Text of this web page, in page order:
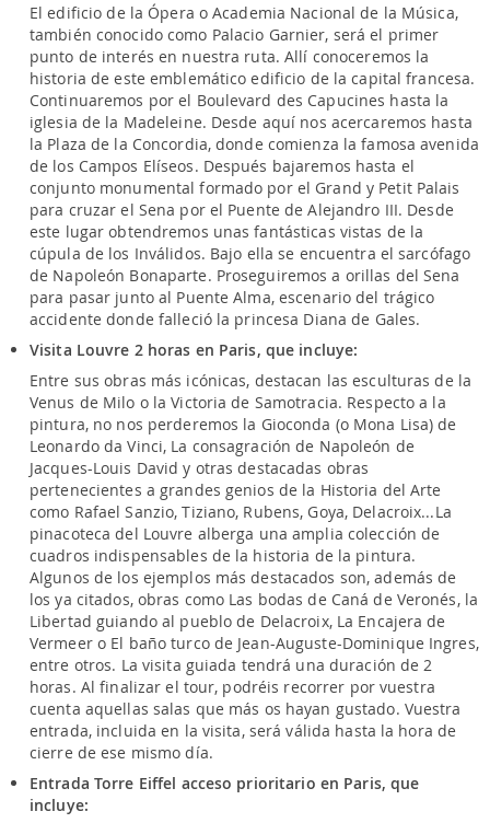
El edificio de la Ópera o Academia Nacional de la Música,
también conocido como Palacio Garnier, será el primer
punto de interés en nuestra ruta. Allí conoceremos la
historia de este emblemático edificio de la capital francesa.
Continuaremos por el Boulevard des Capucines hasta la
iglesia de la Madeleine. Desde aquí nos acercaremos hasta
la Plaza de la Concordia, donde comienza la famosa avenida
de los Campos Elíseos. Después bajaremos hasta el
conjunto monumental formado por el Grand y Petit Palais
para cruzar el Sena por el Puente de Alejandro III. Desde
este lugar obtendremos unas fantásticas vistas de la
cúpula de los Inválidos. Bajo ella se encuentra el sarcófago
de Napoleón Bonaparte. Proseguiremos a orillas del Sena
para pasar junto al Puente Alma, escenario del trágico
accidente donde falleció la princesa Diana de Gales.
Visita Louvre 2 horas en Paris, que incluye:
Entre sus obras más icónicas, destacan las esculturas de la
Venus de Milo o la Victoria de Samotracia. Respecto a la
pintura, no nos perderemos la Gioconda (o Mona Lisa) de
Leonardo da Vinci, La consagración de Napoleón de
Jacques-Louis David y otras destacadas obras
pertenecientes a grandes genios de la Historia del Arte
como Rafael Sanzio, Tiziano, Rubens, Goya, Delacroix...La
pinacoteca del Louvre alberga una amplia colección de
cuadros indispensables de la historia de la pintura.
Algunos de los ejemplos más destacados son, además de
los ya citados, obras como Las bodas de Caná de Veronés, la
Libertad guiando al pueblo de Delacroix, La Encajera de
Vermeer o El baño turco de Jean-Auguste-Dominique Ingres,
entre otros. La visita guiada tendrá una duración de 2
horas. Al finalizar el tour, podréis recorrer por vuestra
cuenta aquellas salas que más os hayan gustado. Vuestra
entrada, incluida en la visita, será válida hasta la hora de
cierre de ese mismo día.
Entrada Torre Eiffel acceso prioritario en Paris, que
incluye: